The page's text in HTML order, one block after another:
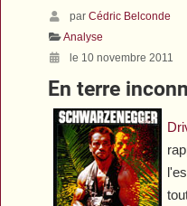
parCédric Belconde
Analyse
le 10 novembre 2011
En terre